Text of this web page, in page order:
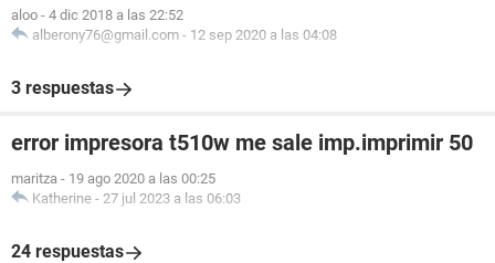
aloo - 4 dic 2018 a las 22:52
alberony76@gmail.com - 12 sep 2020 a las 04:08
3 respuestas
error impresora t510w me sale imp.imprimir 50
maritza - 19 ago 2020 a las 00:25
Katherine - 27 jul 2023 a las 06:03
24 respuestas